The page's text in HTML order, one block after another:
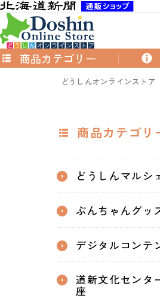
商品カテゴリー
どうしんオンラインストア
商品カテゴリ
どうしんマルシ
ぶんちゃんグッ
デジタルコンテ
道新文化センタ
座